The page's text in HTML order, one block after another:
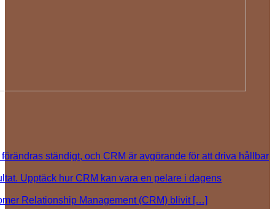
ständigt, och CRM är avgörande för att driva hållbar
Upptäck hur CRM kan vara en pelare i dagens
Relationship Management (CRM) blivit […]